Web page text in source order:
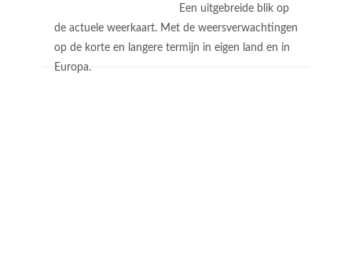
Een uitgebreide blik op
de actuele weerkaart. Met de weersverwachtingen
op de korte en langere termijn in eigen land en in
Europa.